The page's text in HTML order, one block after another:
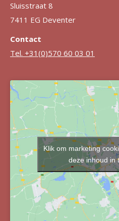
Sluisstraat 8
7411 EG Deventer
Contact
Tel. +31(0)570 60 03 01
Klik om marketing
deze inhoud in